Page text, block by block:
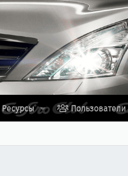
Ресурсы Пользователи